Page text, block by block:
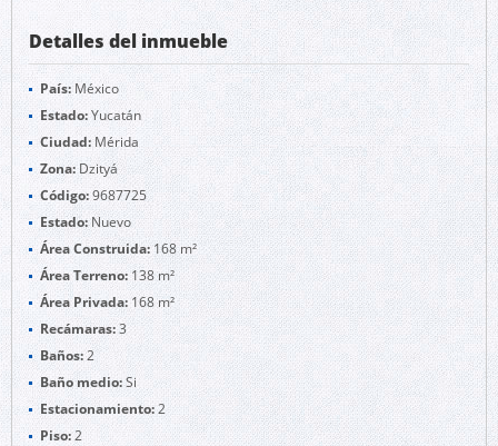
Detalles del inmueble
País: México
Estado:Yucatán
Ciudad: Mérida
Zona: Dzityá
Código:9687725
Estado:Nuevo
Área Construida:168 m²
Área Terreno: 138 m²
Área Privada: 168 m²
Recámaras:3
Baños:2
Baño medio:Si
Estacionamiento:2
Piso:2